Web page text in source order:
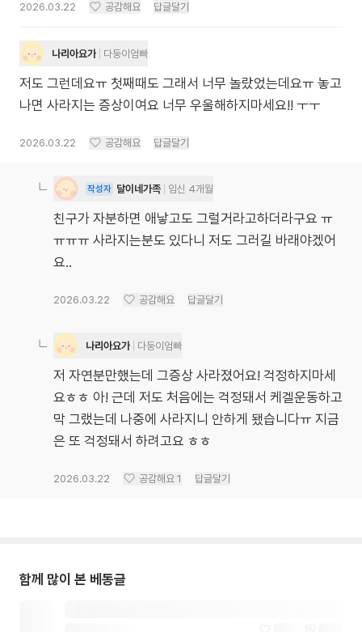
2026.03.22 공감해요 답글달기
나리아요가 다둥이엄빠
저도 그런데요ㅠ 첫째때도 그래서 너무 놀랐었는데요ㅠ 놓고
나면 사라지는 증상이여요 너무 우울해하지마세요!! ㅜㅜ
2026.03.22 공감해요 답글달기
작성자 달이네가족 임신 4개월
친구가 자분하면 애낳고도 그럴거라고하더라구요 ㅠ
ㅠㅠㅠ 사라지는분도 있다니 저도 그러길 바래야겠어
요..
2026.03.22 공감해요 답글달기
나리아요가 다둥이엄빠
저 자연분만했는데 그증상 사라졌어요! 걱정하지마세
요ㅎㅎ 아! 근데 저도 처음에는 걱정돼서 케겔운동하고
막 그랬는데 나중에 사라지니 안하게 됐습니다ㅠ 지금
은 또 걱정돼서 하려고요 ㅎㅎ
2026.03.22 공감해요 1 답글달기
함께 많이 본 베동글